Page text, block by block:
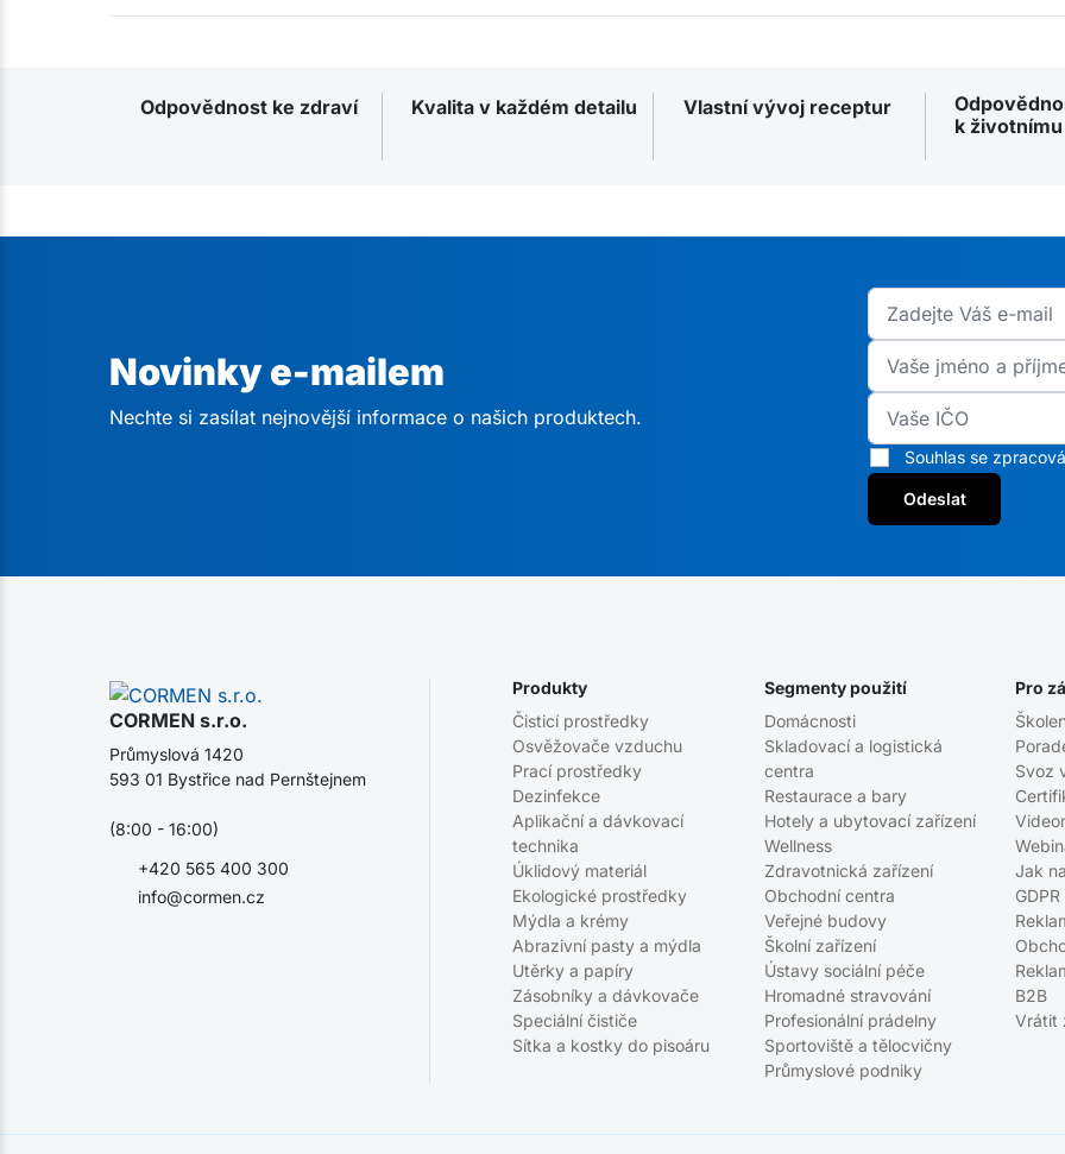
Odpovědnost ke zdraví Kvalita v každém detailu Vlastní vývoj receptur
k
Novinky e-mailem
Nechte si zasílat nejnovější informace o našich produktech.
Souhlas se
Odeslat
CORMEN s.r.o.
info@cormen.cz
+420 565 400 300
Průmyslová 1420
593 01 Bystřice nad Pernštejnem
(8:00 - 16:00)
Produkty
Čisticí prostředky
Osvěžovače vzduchu
Prací prostředky
Dezinfekce
Aplikační a dávkovací
technika
Úklidový materiál
Ekologické prostředky
Mýdla a krémy
Abrazivní pasty a mýdla
Utěrky a papíry
Zásobníky a dávkovače
Speciální čističe
Sítka a kostky do pisoáru
Segmenty použití
Domácnosti
Skladovací a logistická
centra
Restaurace a bary
Hotely a ubytovací zařízení
Wellness
Zdravotnická zařízení
Obchodní centra
Veřejné budovy
Školní zařízení
Ústavy sociální péče
Hromadné stravování
Profesionální prádelny
Sportoviště a tělocvičny
Průmyslové podniky
Pro
Svoz
Jak
GDPR
B2B
Vrátit